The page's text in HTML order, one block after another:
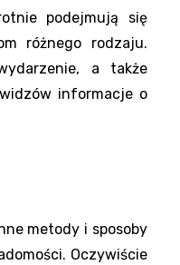
podejmują się
różnego rodzaju.
a także
informacje o
metody i sposoby
Oczywiście